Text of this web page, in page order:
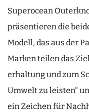
Superocean
präsentieren die
Modell, das aus der
Marken teilen das
erhaltung und zum
Umwelt zu leisten“
ein Zeichen für